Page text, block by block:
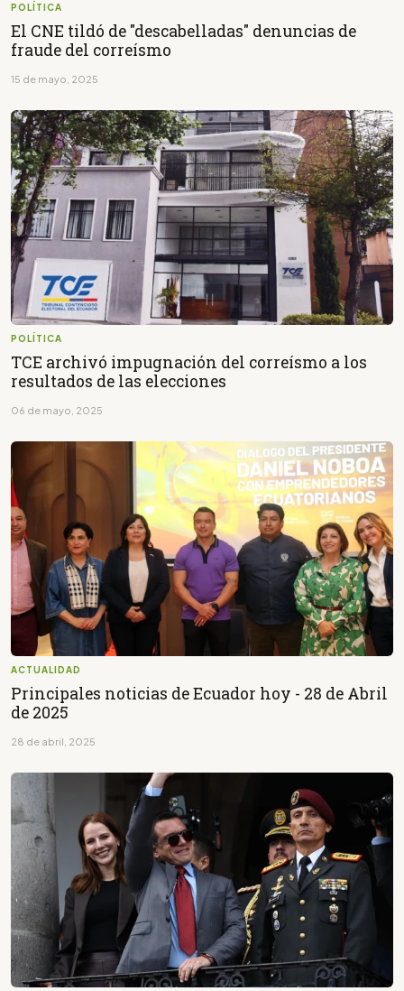
POLÍTICA
El CNE tildó de "descabelladas" denuncias de
fraude del correísmo
15 de mayo, 2025
POLÍTICA
TCE archivó impugnación del correísmo a los
resultados de las elecciones
06 de mayo, 2025
ACTUALIDAD
Principales noticias de Ecuador hoy - 28 de Abril
de 2025
28 de abril, 2025